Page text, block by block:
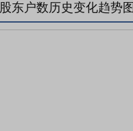
股东户数历史变化趋势图